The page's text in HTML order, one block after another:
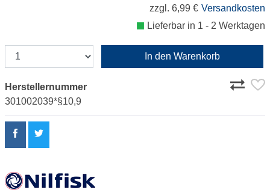
zzgl. 6,99 € Versandkosten
Lieferbar in 1 - 2 Werktagen
In den Warenkorb
Herstellernummer
301002039*§10,9